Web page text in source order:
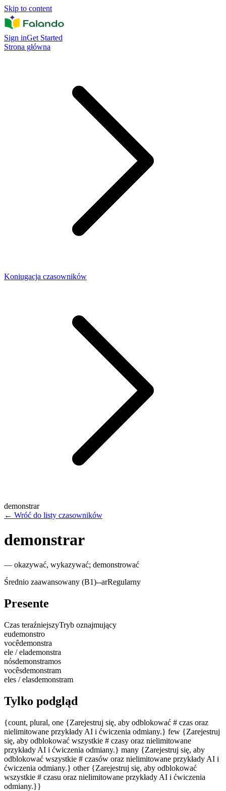
Skip to content
Sign inGet Started
Strona główna
Koniugacja czasowników
demonstrar
← Wróć do listy czasowników
demonstrar
— okazywać, wykazywać; demonstrować
Średnio zaawansowany (B1)--arRegularny
Presente
Czas teraźniejszyTryb oznajmujący
eudemonstro
vocêdemonstra
ele / elademonstra
nósdemonstramos
vocêsdemonstram
eles / elasdemonstram
Tylko podgląd
{count, plural, one {Zarejestruj się, aby odblokować # czas oraz
nielimitowane przykłady AI i ćwiczenia odmiany.} few {Zarejestruj
się, aby odblokować wszystkie # czasy oraz nielimitowane
przykłady AI i ćwiczenia odmiany.} many {Zarejestruj się, aby
odblokować wszystkie # czasów oraz nielimitowane przykłady AI i
ćwiczenia odmiany.} other {Zarejestruj się, aby odblokować
wszystkie # czasu oraz nielimitowane przykłady AI i ćwiczenia
odmiany.}}